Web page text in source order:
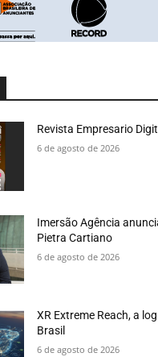
Revista Empresario
6 de agosto de 2026
Imersão Agência
Pietra Cartiano
6 de agosto de 2026
XR Extreme Reach, a
Brasil
6 de agosto de 2026